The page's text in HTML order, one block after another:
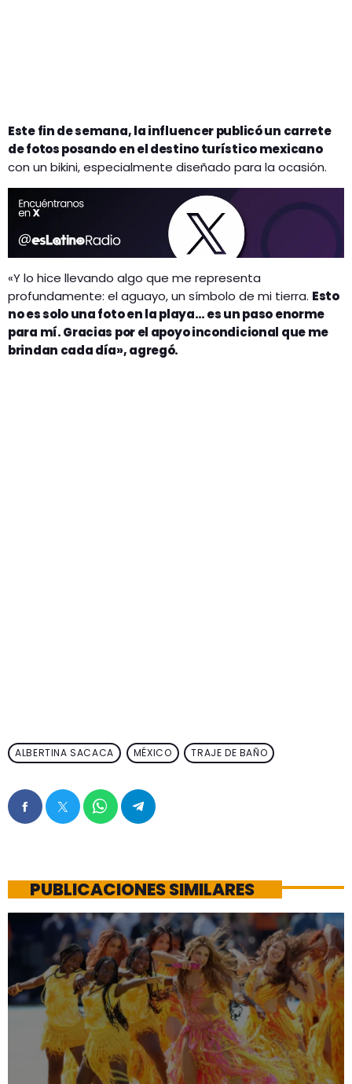
Este fin de semana, la influencer publicó un carrete
de fotos posando en el destino turístico mexicano
con un bikini, especialmente diseñado para la ocasión.
«Y lo hice llevando algo que me representa
profundamente: el aguayo, un símbolo de mi tierra. Esto
no es solo una foto en la playa… es un paso enorme
para mí. Gracias por el apoyo incondicional que me
brindan cada día», agregó.
ALBERTINA SACACA MÉXICO TRAJE DE BAÑO
PUBLICACIONES SIMILARES